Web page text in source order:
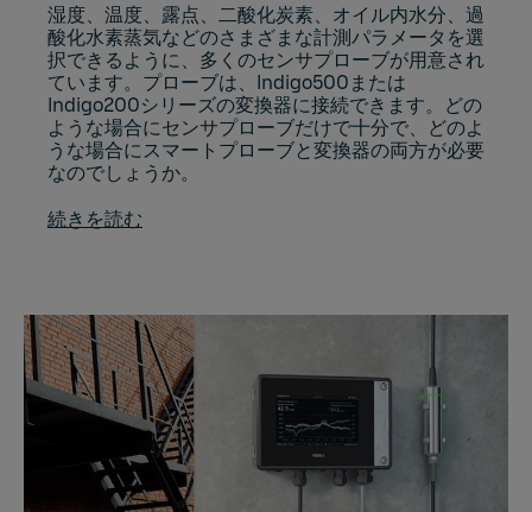
湿度、温度、露点、二酸化炭素、オイル内水分、過
酸化水素蒸気などのさまざまな計測パラメータを選
択できるように、多くのセンサプローブが用意され
ています。プローブは、Indigo500または
Indigo200シリーズの変換器に接続できます。どの
ような場合にセンサプローブだけで十分で、どのよ
うな場合にスマートプローブと変換器の両方が必要
なのでしょうか。
続きを読む